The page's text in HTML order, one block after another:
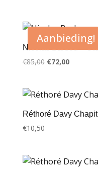
€85,00.€75,00.
Aanbieding!
Nicolas Barbou –
€85,00 Oorspronkelijke
€85,00.
€72,00Huidige
€72,00.
Réthoré Davy
€10,50